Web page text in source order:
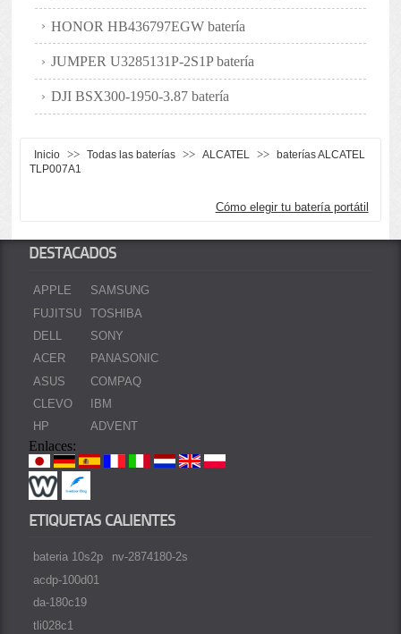
HONOR HB436797EGW batería
JUMPER U3285131P-2S1P batería
DJI BSX300-1950-3.87 batería
Inicio >> Todas las baterías >> ALCATEL >>
baterías ALCATEL
TLP007A1
Cómo elegir tu batería portátil
DESTACADOS
APPLE
FUJITSU
DELL
ACER
ASUS
CLEVO
HP
SAMSUNG
TOSHIBA
SONY
PANASONIC
COMPAQ
IBM
ADVENT
Enlaces:
ETIQUETAS CALIENTES
bateria 10s2p
acdp-100d01
da-180c19
tli028c1
nv-2874180-2s